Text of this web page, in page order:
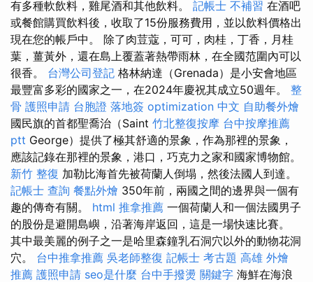
有多種軟飲料，雞尾酒和其他飲料。 記帳士 不補習 在酒吧
或餐館購買飲料後，收取了15份服務費用，並以飲料價格出
現在您的帳戶中。 除了肉荳蔻，可可，肉桂，丁香，月桂
葉，薑黃外，還在島上覆蓋著熱帶雨林，在全國范圍內可以
很香。 台灣公司登記 格林納達（Grenada）是小安會地區
最豐富多彩的國家之一，在2024年慶祝其成立50週年。 整
骨 護照申請 台胞證 落地簽 optimization 中文 自助餐外燴
國民旗的首都聖喬治（Saint 竹北整復按摩 台中按摩推薦
ptt George）提供了極其舒適的景象，作為那裡的景象，
應該記錄在那裡的景象，港口，巧克力之家和國家博物館。
新竹 整復 加勒比海首先被荷蘭人倒塌，然後法國人到達。
記帳士 查詢 餐點外燴 350年前，兩國之間的邊界與一個有
趣的傳奇有關。 html 推拿推薦 一個荷蘭人和一個法國男子
的股份是避開島嶼，沿著海岸返回，這是一場快速比賽。
其中最美麗的例子之一是哈里森鐘乳石洞穴以外的動物花洞
穴。 台中推拿推薦 吳老師整復 記帳士 考古題 高雄 外燴
推薦 護照申請 seo是什麼 台中手撥燙 關鍵字 海鮮在海浪